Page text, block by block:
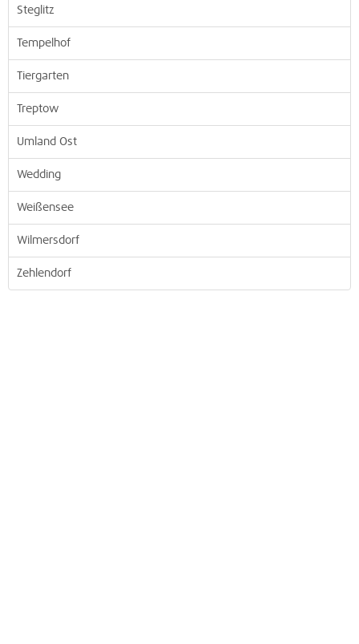
Steglitz
Tempelhof
Tiergarten
Treptow
Umland Ost
Wedding
Weißensee
Wilmersdorf
Zehlendorf